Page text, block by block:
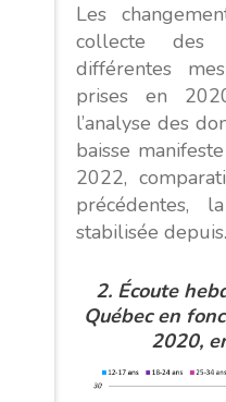
Les
collecte des
différentes
prises en
l’analyse des
baisse
2022,
précédentes,
stabilisée depuis.
2. Écoute
Québecen
2020,